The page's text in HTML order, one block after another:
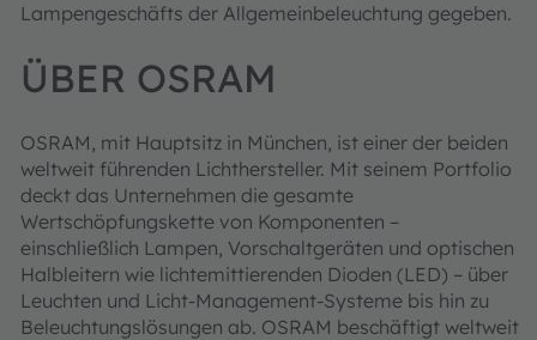
Lampengeschäfts der Allgemeinbeleuchtung gegeben.
ÜBER OSRAM
OSRAM, mit Hauptsitz in München, ist einer der beiden
weltweit führenden Lichthersteller. Mit seinem Portfolio
deckt das Unternehmen die gesamte
Wertschöpfungskette von Komponenten –
einschließlich Lampen, Vorschaltgeräten und optischen
Halbleitern wie lichtemittierenden Dioden (LED) – über
Leuchten und Licht-Management-Systeme bis hin zu
Beleuchtungslösungen ab. OSRAM beschäftigt weltweit